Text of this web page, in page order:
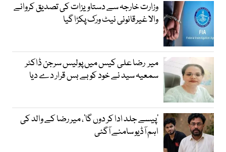
وزارت خارجہ سے دستاویزات کی تصدیق کروانے
والا غیرقانونی نیٹ ورک پکڑا گیا
میر رضا علی کیس میں پولیس سرجن ڈاکٹر
سمعیہ سید نے خود کو بے بس قرار دے دیا
’پیسے جلد ادا کر دوں گا‘، میر رضا کے والد کی
اہم آڈیو سامنے آگئی